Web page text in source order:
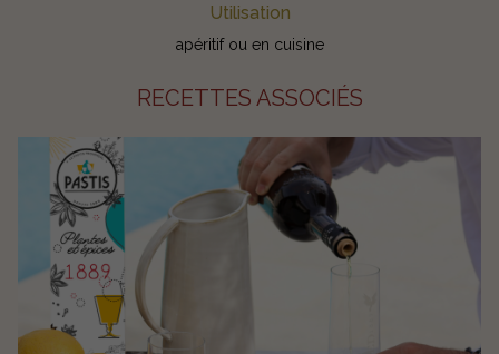
Utilisation
apéritif ou en cuisine
RECETTES ASSOCIÉS